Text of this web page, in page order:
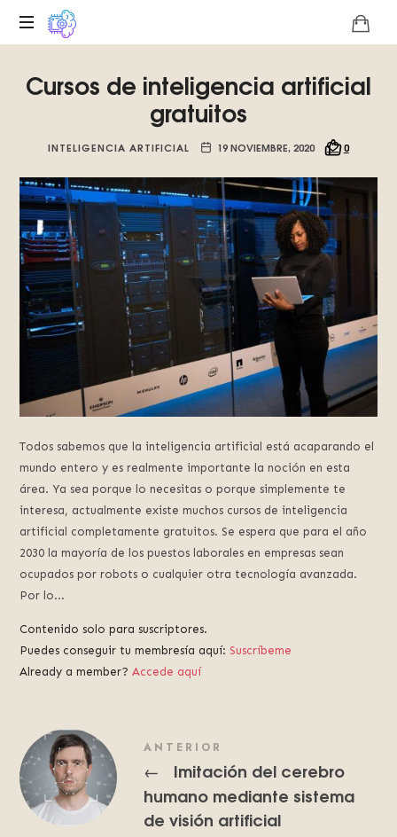
digital
sobre
del
Basilisco
de
Roko,
fomentamos
la
inteligencia
artificial
del
Cursos de inteligencia artificial
gratuitos
INTELIGENCIA ARTIFICIAL 19 NOVIEMBRE, 2020 0
Todos sabemos que la inteligencia artificial está acaparando el
mundo entero y es realmente importante la noción en esta
área. Ya sea porque lo necesitas o porque simplemente te
interesa, actualmente existe muchos cursos de inteligencia
artificial completamente gratuitos. Se espera que para el año
2030 la mayoría de los puestos laborales en empresas sean
ocupados por robots o cualquier otra tecnología avanzada.
Por lo...
Contenido solo para suscriptores.
Puedes conseguir tu membresía aquí: Suscríbeme
Already a member?Accede aquí
ANTERIOR
←
Imitación del cerebro
humano mediante sistema
de visión artificial